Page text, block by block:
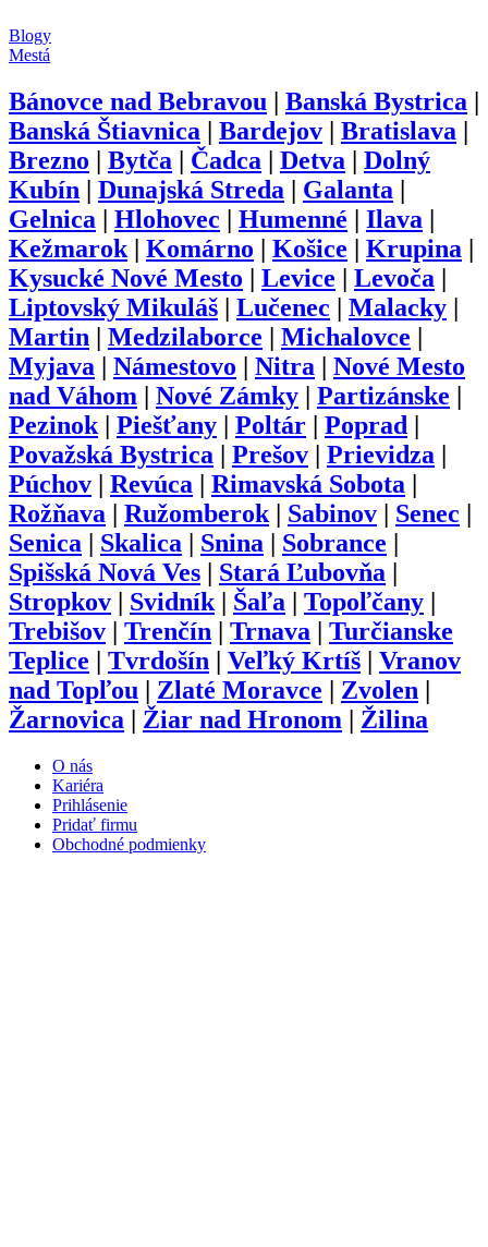
Blogy
Mestá
Bánovce nad Bebravou | Banská Bystrica |
Banská Štiavnica | Bardejov | Bratislava |
Brezno | Bytča | Čadca | Detva | Dolný
Kubín | Dunajská Streda | Galanta |
Gelnica | Hlohovec | Humenné | Ilava |
Kežmarok | Komárno | Košice | Krupina |
Kysucké Nové Mesto | Levice | Levoča |
Liptovský Mikuláš | Lučenec | Malacky |
Martin | Medzilaborce | Michalovce |
Myjava | Námestovo | Nitra | Nové Mesto
nad Váhom | Nové Zámky | Partizánske |
Pezinok | Piešťany | Poltár | Poprad |
Považská Bystrica | Prešov | Prievidza |
Púchov | Revúca | Rimavská Sobota |
Rožňava | Ružomberok | Sabinov | Senec |
Senica | Skalica | Snina | Sobrance |
Spišská Nová Ves | Stará Ľubovňa |
Stropkov | Svidník | Šaľa | Topoľčany |
Trebišov | Trenčín | Trnava | Turčianske
Teplice | Tvrdošín | Veľký Krtíš | Vranov
nad Topľou | Zlaté Moravce | Zvolen |
Žarnovica | Žiar nad Hronom | Žilina
O nás
Kariéra
Prihlásenie
Pridať firmu
Obchodné podmienky